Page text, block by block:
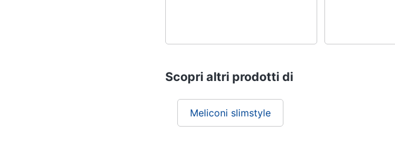
Scopri altri prodotti di
Meliconi slimstyle